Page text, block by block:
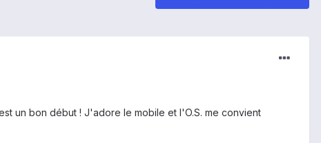
un bon début ! J'adore le mobile et l'O.S. me convient